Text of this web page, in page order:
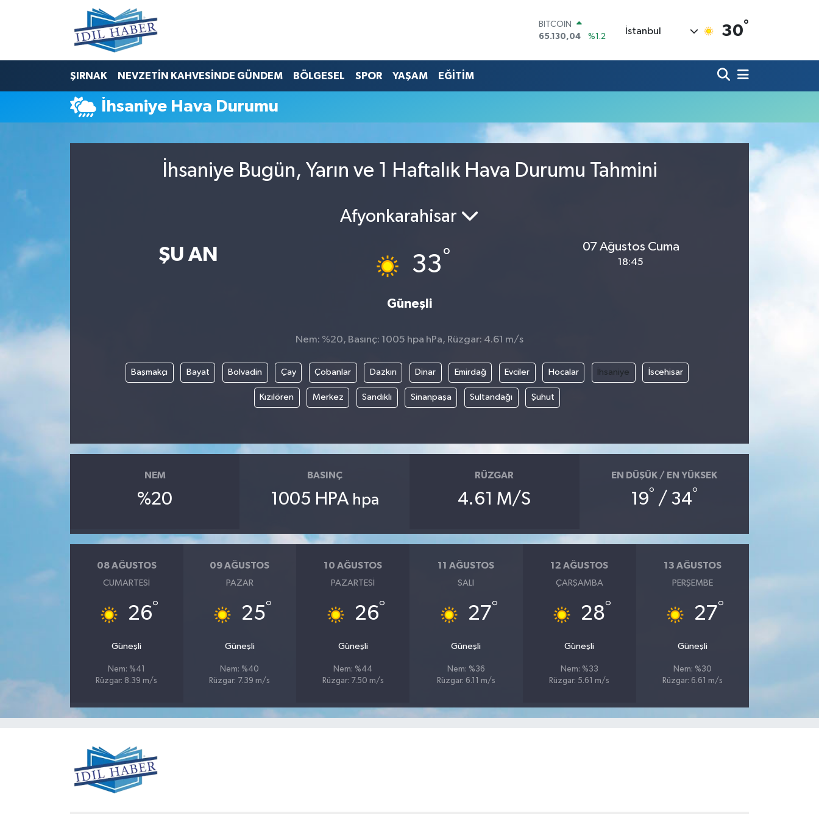
BITCOIN
65.130,04
%1.2
47,7106
%0.17
GRAM ALTIN
BİST100
İstanbul 30°
ŞIRNAK NEVZETİN KAHVESİNDE GÜNDEM BÖLGESEL SPOR YAŞAM EĞİTİM
İhsaniye Hava Durumu
İhsaniye Bugün, Yarın ve 1 Haftalık Hava Durumu Tahmini
ŞU AN
Afyonkarahisar
33°
Güneşli
07 Ağustos Cuma
18:45
Nem: %20, Basınç: 1005 hpa hPa, Rüzgar: 4.61 m/s
Başmakçı Bayat Bolvadin Çay Çobanlar Dazkırı Dinar Emirdağ Evciler Hocalar İhsaniye İscehisar
Kızılören Merkez Sandıklı Sinanpaşa Sultandağı Şuhut
NEM
%20
BASINÇ
1005 HPA hpa
RÜZGAR
4.61 M/S
EN DÜŞÜK / EN YÜKSEK
19° / 34°
08 AĞUSTOS
CUMARTESI
26°
Güneşli
Nem: %41
Rüzgar: 8.39 m/s
09 AĞUSTOS
PAZAR
25°
Güneşli
Nem: %40
Rüzgar: 7.39 m/s
10 AĞUSTOS
PAZARTESI
26°
Güneşli
Nem: %44
Rüzgar: 7.50 m/s
11 AĞUSTOS
SALI
27°
Güneşli
Nem: %36
Rüzgar: 6.11 m/s
12 AĞUSTOS
ÇARŞAMBA
28°
Güneşli
Nem: %33
Rüzgar: 5.61 m/s
13 AĞUSTOS
PERŞEMBE
27°
Güneşli
Nem: %30
Rüzgar: 6.61 m/s
Nöbetçi Eczaneler
Hava Durumu
Trafik Durumu